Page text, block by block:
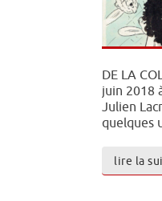
DE LA
juin 2018
Julien
quelques
lire la